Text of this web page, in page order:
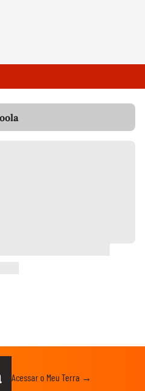
Acessar o Meu Terra →